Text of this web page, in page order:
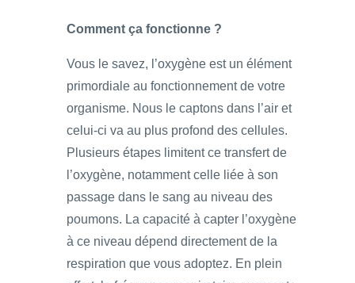
Comment ça fonctionne ?
Vous le savez, l’oxygène est un élément
primordiale au fonctionnement de votre
organisme. Nous le captons dans l’air et
celui-ci va au plus profond des cellules.
Plusieurs étapes limitent ce transfert de
l’oxygène, notamment celle liée à son
passage dans le sang au niveau des
poumons. La capacité à capter l’oxygène
à ce niveau dépend directement de la
respiration que vous adoptez. En plein